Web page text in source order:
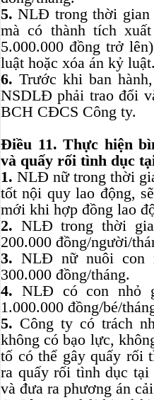
5. NLĐ trong thời gian
mà có thành tích
5.000.000 đồng trở
luật hoặc xóa án kỷ
6. Trước khi ban
NSDLĐ phải trao đổi
BCH CĐCS Công ty.
Điều 11.Thực hiệnb
và quấy rối tình dục
1. NLĐ nữ trong thời
tốt nội quy lao động,
mới khi hợp đồng lao
2. NLĐ trong thời
200.000 đồng/người/
3. NLĐ nữ nuôi con
300.000 đồng/tháng.
4. NLĐ có con nhỏ
1.000.000 đồng/bé/
5. Công ty có trách
không có bạo lực,
tố có thể gây quấy rối
ra quấy rối tình dục
và đưa ra phương án